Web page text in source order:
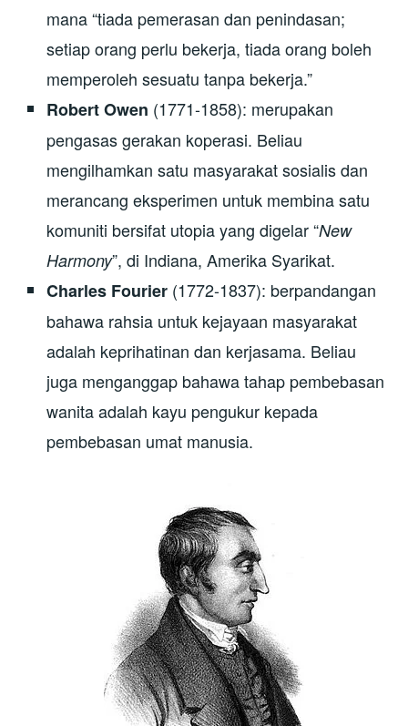
mana “tiada pemerasan dan penindasan;
setiap orang perlu bekerja, tiada orang boleh
memperoleh sesuatu tanpa bekerja.”
Robert Owen (1771-1858): merupakan
pengasas gerakan koperasi. Beliau
mengilhamkan satu masyarakat sosialis dan
merancang eksperimen untuk membina satu
komuniti bersifat utopia yang digelar “New
Harmony”, di Indiana, Amerika Syarikat.
Charles Fourier (1772-1837): berpandangan
bahawa rahsia untuk kejayaan masyarakat
adalah keprihatinan dan kerjasama. Beliau
juga menganggap bahawa tahap pembebasan
wanita adalah kayu pengukur kepada
pembebasan umat manusia.